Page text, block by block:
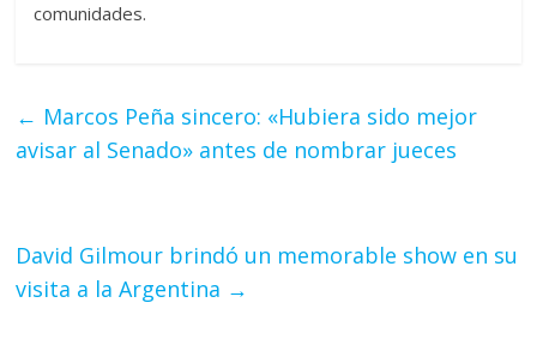
comunidades.
← Marcos Peña sincero: «Hubiera sido mejor
avisar al Senado» antes de nombrar jueces
David Gilmour brindó un memorable show en su
visita a la Argentina →